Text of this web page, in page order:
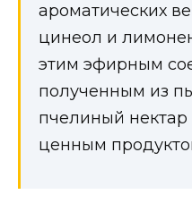
ароматических
цинеол и
этим эфирным
полученным из
пчелиный нектар
ценным